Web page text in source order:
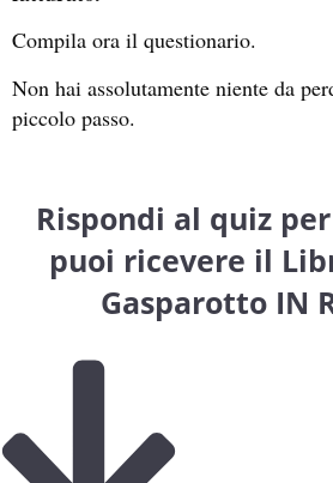
Compila ora il questionario.
Non hai assolutamente niente da
piccolo passo.
Rispondi al quiz
puoi ricevere il
Gasparotto IN